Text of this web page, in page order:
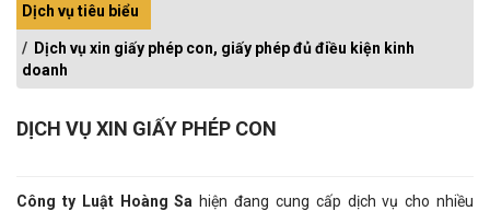
Dịch vụ tiêu biểu
Dịch vụ xin giấy phép con, giấy phép đủ điều kiện kinh
doanh
DỊCH VỤ XIN GIẤY PHÉP CON
Công ty Luật Hoàng Sa hiện đang cung cấp dịch vụ cho nhiều